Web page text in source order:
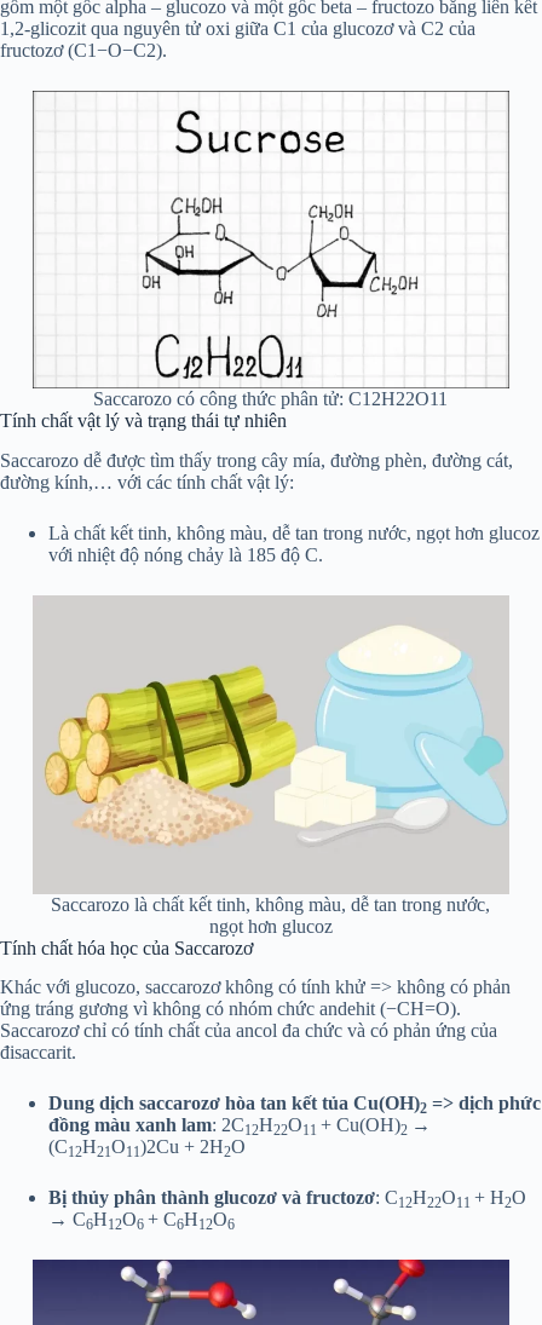
gồm một gốc alpha – glucozo và một gốc beta – fructozo bằng liên kết
1,2-glicozit qua nguyên tử oxi giữa C1 của glucozơ và C2 của
fructozơ (C1−O−C2).
Saccarozo có công thức phân tử: C12H22O11
Tính chất vật lý và trạng thái tự nhiên
Saccarozo dễ được tìm thấy trong cây mía, đường phèn, đường cát,
đường kính,… với các tính chất vật lý:
Là chất kết tinh, không màu, dễ tan trong nước, ngọt hơn glucoz
với nhiệt độ nóng chảy là 185 độ C.
Saccarozo là chất kết tinh, không màu, dễ tan trong nước,
ngọt hơn glucoz
Tính chất hóa học của Saccarozơ
Khác với glucozo, saccarozơ không có tính khử => không có phản
ứng tráng gương vì không có nhóm chức andehit (−CH=O).
Saccarozơ chỉ có tính chất của ancol đa chức và có phản ứng của
đisaccarit.
Dung dịch saccarozơ hòa tan kết tủa Cu(OH)2 => dịch phức
đồng màu xanh lam: 2C12H22O11 + Cu(OH)2 →
(C12H21O11)2Cu + 2H2O
Bị thủy phân thành glucozơ và fructozơ: C12H22O11 + H2O
→ C6H12O6 + C6H12O6